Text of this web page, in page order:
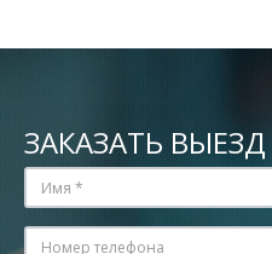
ЗАКАЗАТЬ